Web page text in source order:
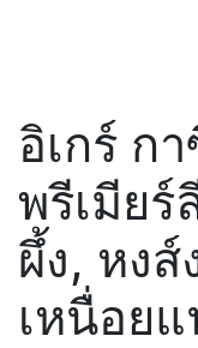
อิเกร์ ก
พรีเมีย
ผึ้ง, หง
เหนื่อย